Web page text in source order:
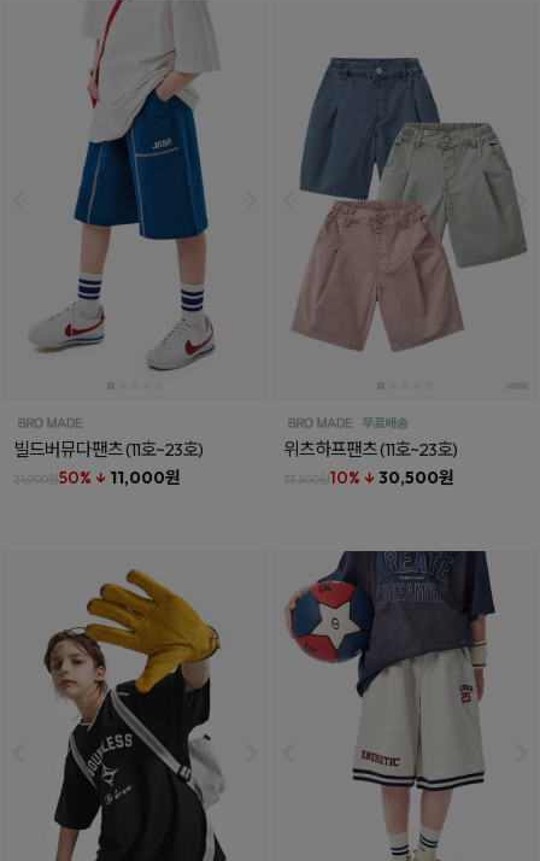
빌드버뮤다팬츠(11호~23호)
21,900원50% ↓ 11,000원
위츠하프팬츠(11호~23호)
33,800원10% ↓ 30,500원